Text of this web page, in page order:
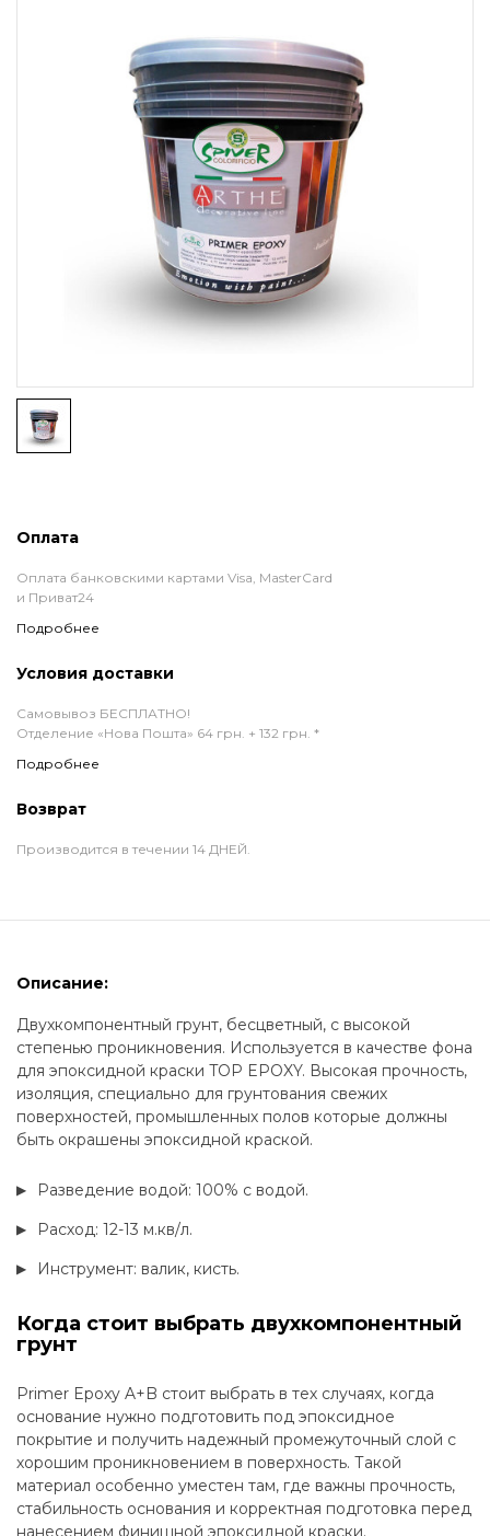
Оплата
Оплата банковскими картами Visa, MasterCard
и Приват24
Подробнее
Условия доставки
Самовывоз БЕСПЛАТНО!
Отделение «Нова Пошта» 64 грн. + 132 грн. *
Подробнее
Возврат
Производится в течении 14 ДНЕЙ.
Описание:
Двухкомпонентный грунт, бесцветный, с высокой
степенью проникновения. Используется в качестве фона
для эпоксидной краски TOP EPOXY. Высокая прочность,
изоляция, специально для грунтования свежих
поверхностей, промышленных полов которые должны
быть окрашены эпоксидной краской.
Разведение водой: 100% с водой.
Расход: 12-13 м.кв/л.
Инструмент: валик, кисть.
Когда стоит выбрать двухкомпонентный
грунт
Primer Epoxy A+B стоит выбрать в тех случаях, когда
основание нужно подготовить под эпоксидное
покрытие и получить надежный промежуточный слой с
хорошим проникновением в поверхность. Такой
материал особенно уместен там, где важны прочность,
стабильность основания и корректная подготовка перед
нанесением финишной эпоксидной краски.